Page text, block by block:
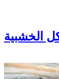
الخشبية